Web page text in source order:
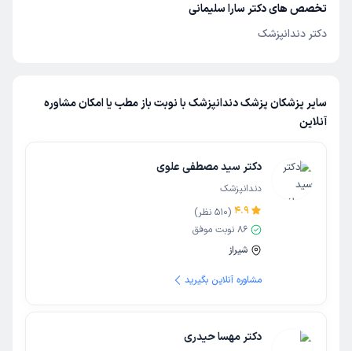
تخصص های دکتر سارا سلیمانی
دکتر دندانپزشک
سایر پزشکان پزشک دندانپزشک با نوبت باز مطب یا امکان مشاوره
آنلاین
دکتر سید مصطفی علوی
دندانپزشک
4.9
(
510 نظر)
86 نوبت موفق
شیراز
مشاوره آنلاین بگیرید
دکتر مهسا حیدری